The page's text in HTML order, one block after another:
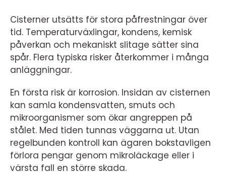
Cisterner utsätts för stora påfrestningar över
tid. Temperaturväxlingar, kondens, kemisk
påverkan och mekaniskt slitage sätter sina
spår. Flera typiska risker återkommer i många
anläggningar.
En första risk är korrosion. Insidan av cisternen
kan samla kondensvatten, smuts och
mikroorganismer som ökar angreppen på
stålet. Med tiden tunnas väggarna ut. Utan
regelbunden kontroll kan ägaren bokstavligen
förlora pengar genom mikroläckage eller i
värsta fall en större skada.